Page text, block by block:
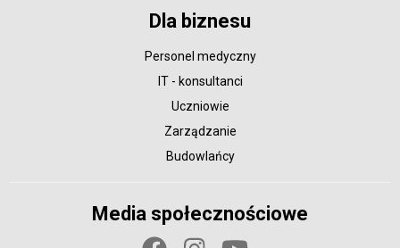
Dla biznesu
Personel medyczny
IT - konsultanci
Uczniowie
Zarządzanie
Budowlańcy
Media społecznościowe